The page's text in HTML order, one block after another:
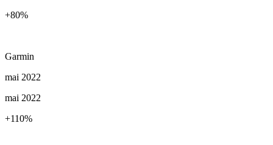
+80%
Garmin
mai 2022
mai 2022
+110%